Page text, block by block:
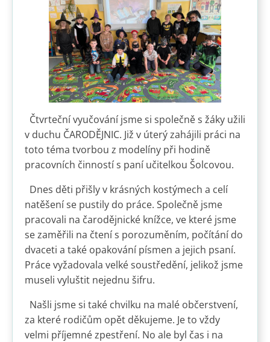
Čtvrteční vyučování jsme si společně s žáky užili
v duchu ČARODĚJNIC. Již v úterý zahájili práci na
toto téma tvorbou z modelíny při hodině
pracovních činností s paní učitelkou Šolcovou.
Dnes děti přišly v krásných kostýmech a celí
natěšení se pustily do práce. Společně jsme
pracovali na čarodějnické knížce, ve které jsme
se zaměřili na čtení s porozuměním, počítání do
dvaceti a také opakování písmen a jejich psaní.
Práce vyžadovala velké soustředění, jelikož jsme
museli vyluštit nejednu šifru.
Našli jsme si také chvilku na malé občerstvení,
za které rodičům opět děkujeme. Je to vždy
velmi příjemné zpestření. No ale byl čas i na